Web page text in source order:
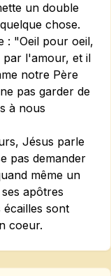
un double
chose.
: "Oeil pour oeil,
l'amour, et il
notre Père
pas garder de
à nous
Jésus parle
pas demander
même un
apôtres
sont
coeur.